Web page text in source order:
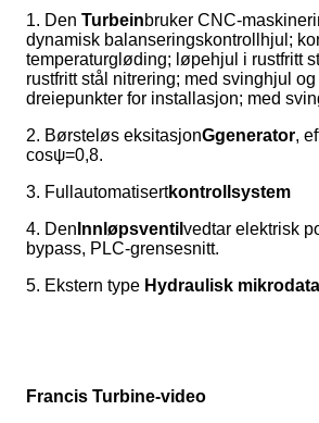
1. Den Turbeinbruker CNC-
dynamisk balanseringskontrollhjul;
temperaturgløding; løpehjul i rustfritt
rustfritt stål nitrering; med svinghjul
dreiepunkter for installasjon; med
2. Børsteløs eksitasjonGgenerator,
cosψ=0,8.
3. Fullautomatisertkontrollsystem
4. Den Innløpsventil vedtar elektrisk
bypass, PLC-grensesnitt.
5. Ekstern type Hydraulisk
Francis Turbine-video